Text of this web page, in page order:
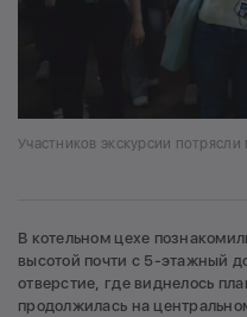
Участников экскурсии
В котельном цехе
высотой почти с 5-этажный
отверстие, где виднелось
продолжилась на